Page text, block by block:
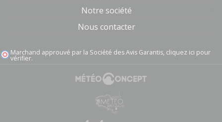
Notre société
Nous contacter
Marchand approuvé par la Société des Avis Garantis, cliquez ici pour
vérifier.